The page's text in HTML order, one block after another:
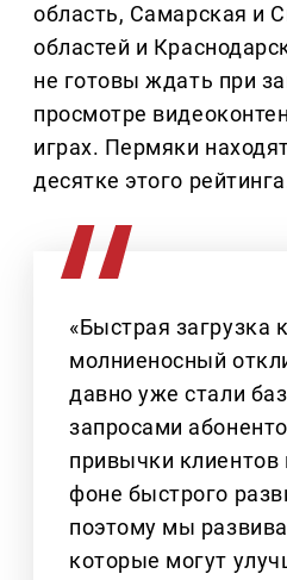
область, Самарская и
областей и
не готовы ждать при
просмотре
играх. Пермяки
десятке этого
«Быстрая загрузка
молниеносный
давно уже стали
запросами
привычки клиентов
фоне быстрого
поэтому мы
которые могут